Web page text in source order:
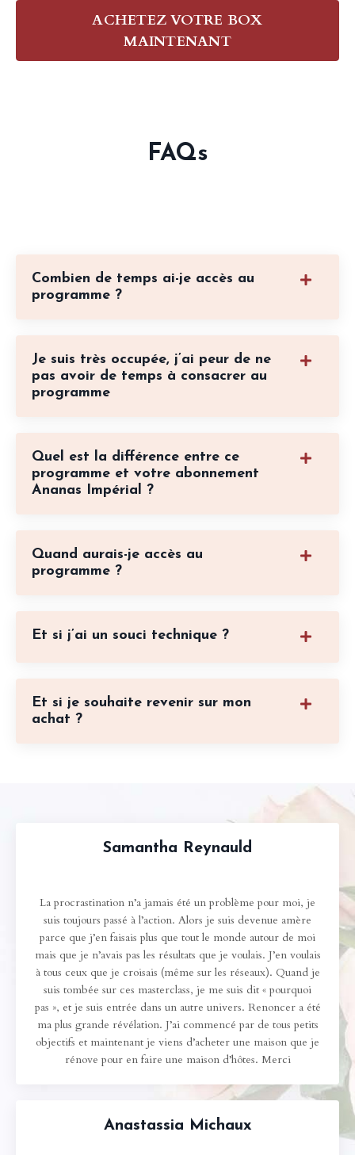
ACHETEZ VOTRE BOX
MAINTENANT
FAQs
Combien de temps ai-je accès au
programme ?
Je suis très occupée, j’ai peur de ne
pas avoir de temps à consacrer au
programme
Quel est la différence entre ce
programme et votre abonnement
Ananas Impérial ?
Quand aurais-je accès au
programme ?
Et si j’ai un souci technique ?
Et si je souhaite revenir sur mon
achat ?
Samantha Reynauld
La procrastination n’a jamais été un problème pour moi, je
suis toujours passé à l’action. Alors je suis devenue amère
parce que j’en faisais plus que tout le monde autour de moi
mais que je n’avais pas les résultats que je voulais. J’en voulais
à tous ceux que je croisais (même sur les réseaux). Quand je
suis tombée sur ces masterclass, je me suis dit « pourquoi
pas », et je suis entrée dans un autre univers. Renoncer a été
ma plus grande révélation. J’ai commencé par de tous petits
objectifs et maintenant je viens d’acheter une maison que je
rénove pour en faire une maison d’hôtes. Merci
Anastassia Michaux